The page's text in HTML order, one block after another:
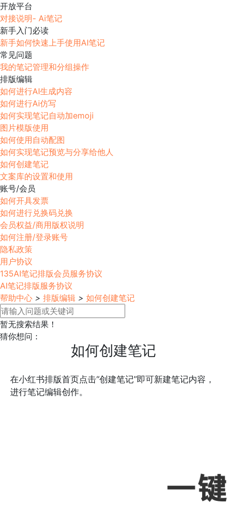
开放平台
对接说明- Ai笔记
新手入门必读
新手如何快速上手使用AI笔记
常见问题
我的笔记管理和分组操作
排版编辑
如何进行AI生成内容
如何进行Ai仿写
如何实现笔记自动加emoji
图片模版使用
如何使用自动配图
如何实现笔记预览与分享给他人
如何创建笔记
文案库的设置和使用
账号/会员
如何开具发票
如何进行兑换码兑换
会员权益/商用版权说明
如何注册/登录账号
隐私政策
用户协议
135AI笔记排版会员服务协议
AI笔记排版服务协议
帮助中心 > 排版编辑 > 如何创建笔记
暂无搜索结果！
猜你想问：
如何创建笔记
在小红书排版首页点击“创建笔记”即可新建笔记内容，
进行笔记编辑创作。